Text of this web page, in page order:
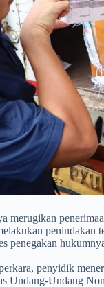
merugikan
penindakan
penegakan
penyidik
Undang-Undang